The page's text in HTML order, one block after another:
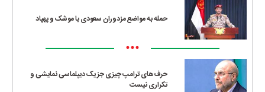
حمله به مواضع مزدوران سعودی با موشک و پهپاد
•••
حرف‌های ترامپ چیزی جز یک دیپلماسی نمایشی و
تکراری نیست